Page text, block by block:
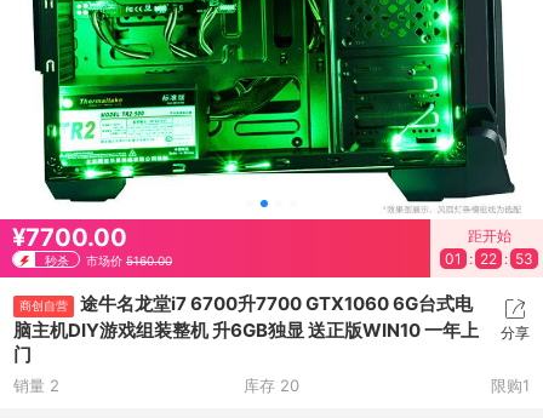
¥7700.00
秒杀 市场价 5160.00
距开始
01 : 22 : 53
商创自营
途牛名龙堂i7 6700升7700 GTX1060 6G台式电
脑主机DIY游戏组装整机 升6GB独显 送正版WIN10 一年上
门
分享
销量 2 库存 20 限购1